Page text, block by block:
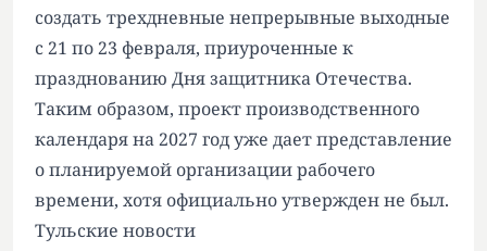
создать трехдневные непрерывные выходные
с 21 по 23 февраля, приуроченные к
празднованию Дня защитника Отечества.
Таким образом, проект производственного
календаря на 2027 год уже дает представление
о планируемой организации рабочего
времени, хотя официально утвержден не был.
Тульские новости